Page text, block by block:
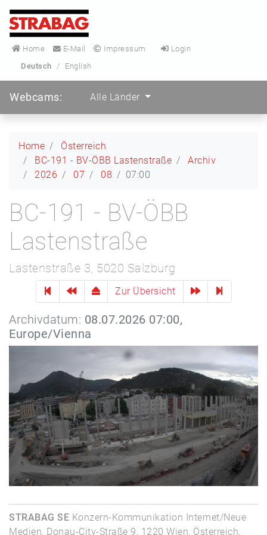
Home E-Mail Impressum
Login
Deutsch / English
Webcams: Alle Länder
Home
Österreich
BC-191 - BV-ÖBB Lastenstraße
Archiv
2026
07 08 07:00
BC-191 - BV-ÖBB
Lastenstraße
Lastenstraße 3, 5020 Salzburg
Zur Übersicht
Archivdatum: 08.07.2026 07:00,
Europe/Vienna
STRABAG SE Konzern-Kommunikation Internet/Neue
Medien, Donau-City-Straße 9, 1220 Wien, Österreich,